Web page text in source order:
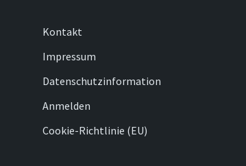
Kontakt
Impressum
Datenschutzinformation
Anmelden
Cookie-Richtlinie (EU)